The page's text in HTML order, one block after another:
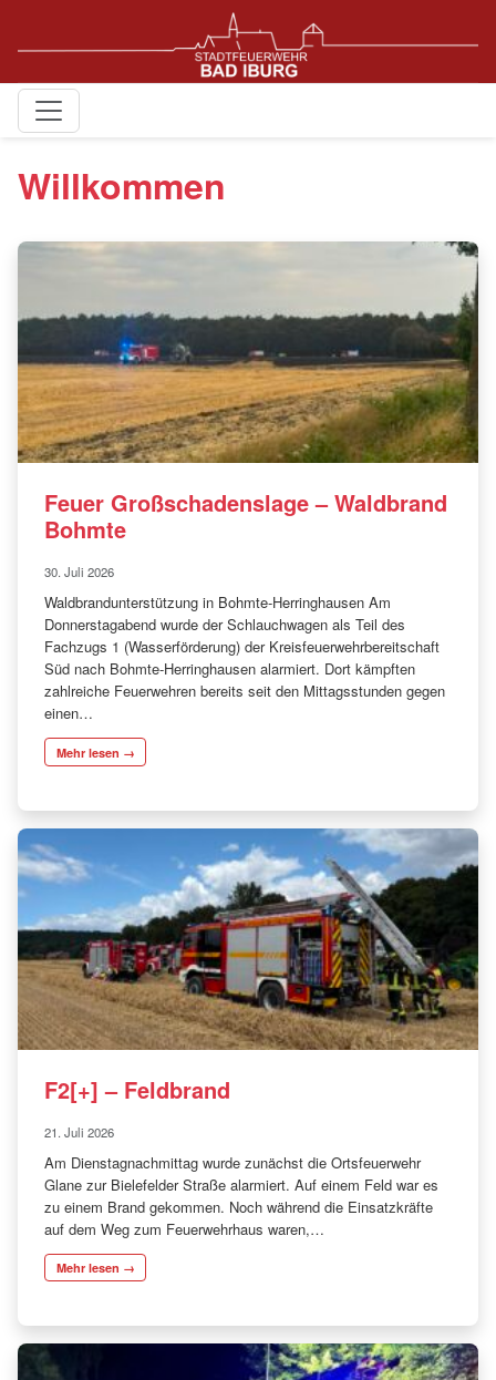
Willkommen
Feuer Großschadenslage – Waldbrand
Bohmte
30. Juli 2026
Waldbrandunterstützung in Bohmte-Herringhausen Am
Donnerstagabend wurde der Schlauchwagen als Teil des
Fachzugs 1 (Wasserförderung) der Kreisfeuerwehrbereitschaft
Süd nach Bohmte-Herringhausen alarmiert. Dort kämpften
zahlreiche Feuerwehren bereits seit den Mittagsstunden gegen
einen…
Mehr lesen →
F2[+] – Feldbrand
21. Juli 2026
Am Dienstagnachmittag wurde zunächst die Ortsfeuerwehr
Glane zur Bielefelder Straße alarmiert. Auf einem Feld war es
zu einem Brand gekommen. Noch während die Einsatzkräfte
auf dem Weg zum Feuerwehrhaus waren,…
Mehr lesen →